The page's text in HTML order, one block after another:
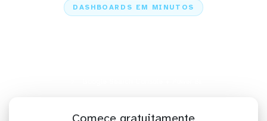
DASHBOARDS EM MINUTOS